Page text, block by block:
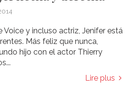
Voice y incluso actriz, Jenifer está
Más feliz que nunca,
hijo con el actor Thierry
Lire plus